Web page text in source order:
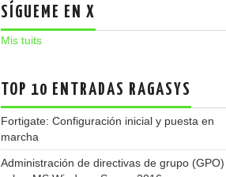
SÍGUEME EN X
Mis tuits
TOP 10 ENTRADAS RAGASYS
Fortigate: Configuración inicial y puesta en
marcha
Administración de directivas de grupo (GPO)